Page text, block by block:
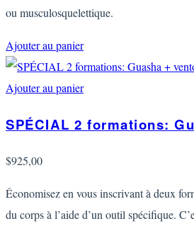
ou musculosquelettique.
Ajouter au panier
Ajouter au panier
SPÉCIAL 2 formations:
$925,00
Économisez en vous inscrivant à deux
du corps à l’aide d’un outil spécifique.